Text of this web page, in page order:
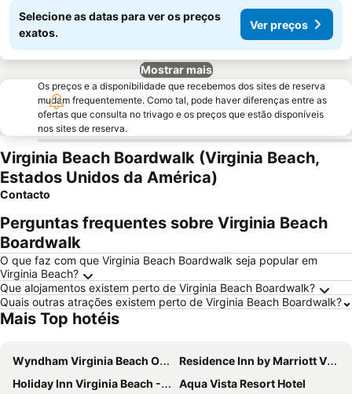
Selecione as datas para ver os preços
exatos.
Ver preços
Mostrar mais
Os preços e a disponibilidade que recebemos dos sites de reserva
mudam frequentemente. Como tal, pode haver diferenças entre as
ofertas que consulta no trivago e os preços que estão disponíveis
nos sites de reserva.
Virginia Beach Boardwalk (Virginia Beach,
Estados Unidos da América)
Contacto
Perguntas frequentes sobre Virginia Beach
Boardwalk
O que faz com que Virginia Beach Boardwalk seja popular em
Virginia Beach?
Que alojamentos existem perto de Virginia Beach Boardwalk?
Quais outras atrações existem perto de Virginia Beach Boardwalk?
Mais Top hotéis
Wyndham Virginia Beach Oceanfront
Residence Inn by Marriott Virginia Beach Oceanfront
Holiday Inn Virginia Beach - Norfolk By Ihg
Aqua Vista Resort Hotel